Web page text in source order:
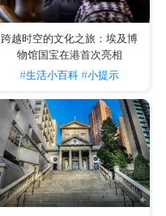
跨越时空的文化之旅：埃及博
物馆国宝在港首次亮相
#生活小百科#小提示